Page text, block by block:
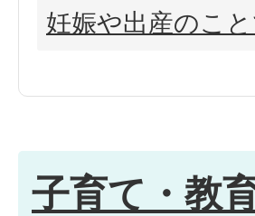
妊娠や出産のこ
子育て・教